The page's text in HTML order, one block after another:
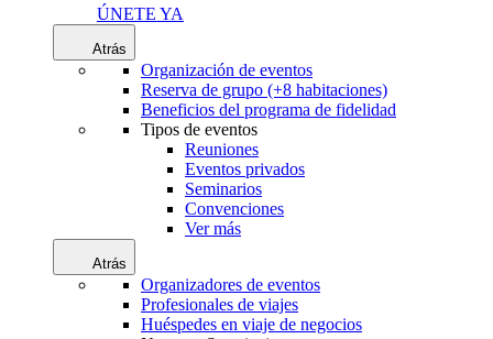
ÚNETE YA
Atrás
Organización de eventos
Reserva de grupo (+8 habitaciones)
Beneficios del programa de fidelidad
Tipos de eventos
Reuniones
Eventos privados
Seminarios
Convenciones
Ver más
Atrás
Organizadores de eventos
Profesionales de viajes
Huéspedes en viaje de negocios